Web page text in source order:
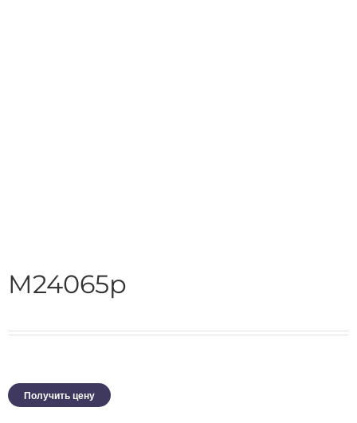
M24065p
Получить цену